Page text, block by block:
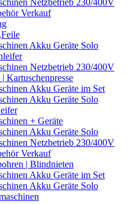
Netzbetrieb 230/400V
Verkauf
Akku Geräte Solo
Netzbetrieb 230/400V
| Kartuschenpresse
Akku Geräte im Set
Akku Geräte Solo
+ Geräte
Akku Geräte Solo
Netzbetrieb 230/400V
Verkauf
| Blindnieten
Akku Geräte im Set
Akku Geräte Solo